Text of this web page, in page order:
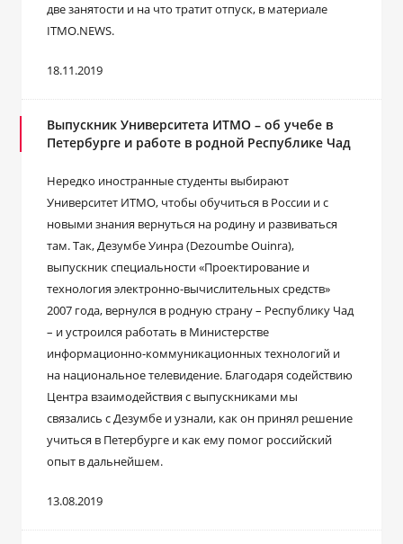
две занятости и на что тратит отпуск, в материале
ITMO.NEWS.
18.11.2019
Выпускник Университета ИТМО – об учебе в
Петербурге и работе в родной Республике Чад
Нередко иностранные студенты выбирают
Университет ИТМО, чтобы обучиться в России и с
новыми знания вернуться на родину и развиваться
там. Так, Дезумбе Уинра (Dezoumbe Ouinra),
выпускник специальности «Проектирование и
технология электронно-вычислительных средств»
2007 года, вернулся в родную страну – Республику Чад
– и устроился работать в Министерстве
информационно-коммуникационных технологий и
на национальное телевидение. Благодаря содействию
Центра взаимодействия с выпускниками мы
связались с Дезумбе и узнали, как он принял решение
учиться в Петербурге и как ему помог российский
опыт в дальнейшем.
13.08.2019